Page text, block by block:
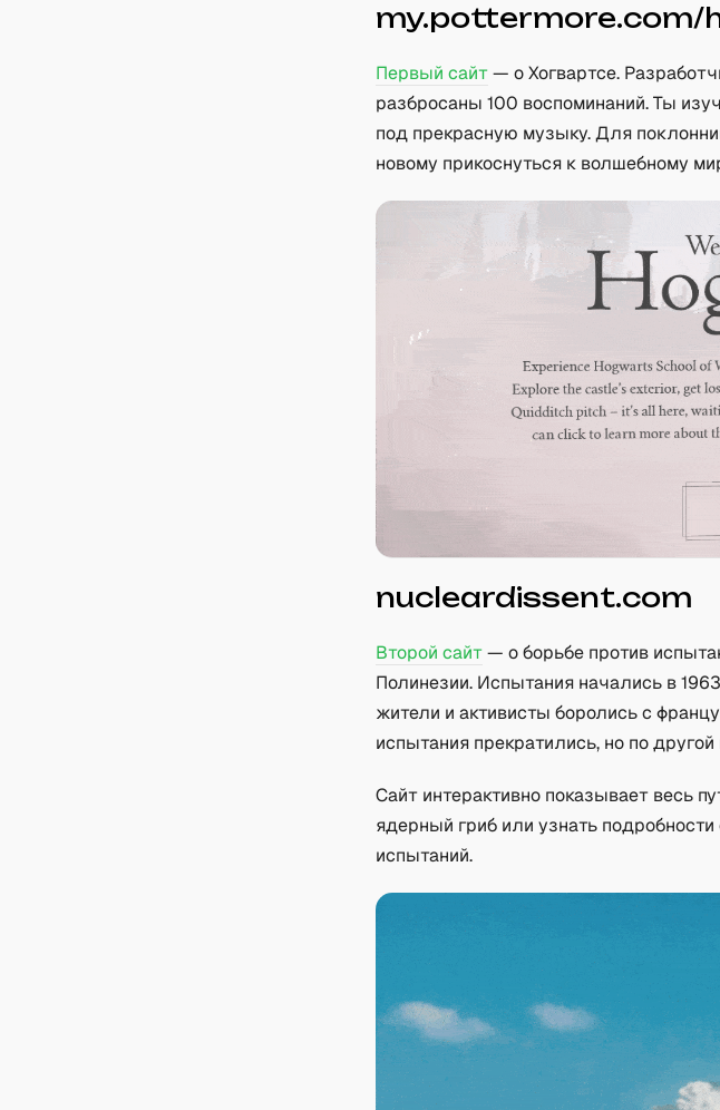
my.pottermore.com/
Первый сайт— о Хогвартсе.
разбросаны 100 воспоминаний. Ты
под прекрасную музыку. Для
новому прикоснуться к волшебному
nucleardissent.com
Второй сайт— о борьбе против
Полинезии. Испытания начались в
жители и активисты боролись с
испытания прекратились, но по
Сайт интерактивно показывает весь
ядерный гриб или узнать
испытаний.